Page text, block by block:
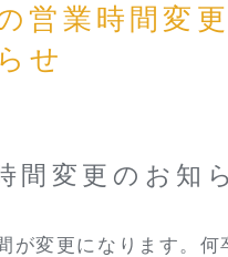
営業時間変
せ
間変更のお知
が変更になります。何